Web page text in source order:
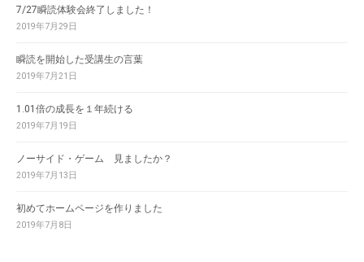
7/27瞬読体験会終了しました！
2019年7月29日
瞬読を開始した受講生の言葉
2019年7月21日
1.01倍の成長を１年続ける
2019年7月19日
ノーサイド・ゲーム 見ましたか？
2019年7月13日
初めてホームページを作りました
2019年7月8日